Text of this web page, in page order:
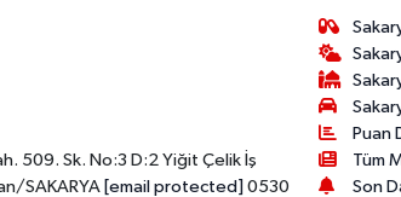
509. Sk. No:3 D:2 Yiğit Çelik İş
SAKARYA [email protected] 0530
Puan
Tüm
Son